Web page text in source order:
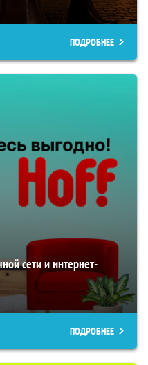
ПОДРОБНЕЕ
сети и интернет-
ПОДРОБНЕЕ